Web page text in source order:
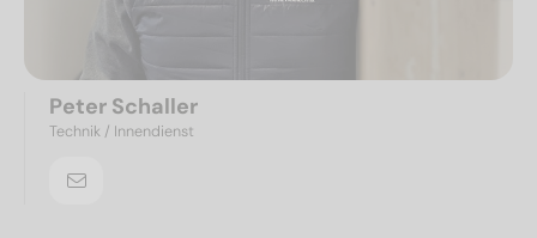
Peter Schaller
Technik / Innendienst